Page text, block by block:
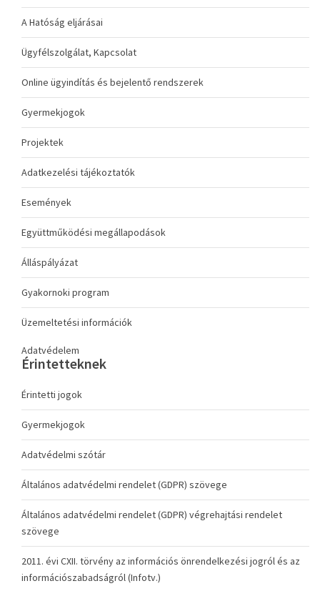
A Hatóság eljárásai
Ügyfélszolgálat, Kapcsolat
Online ügyindítás és bejelentő rendszerek
Gyermekjogok
Projektek
Adatkezelési tájékoztatók
Események
Együttműködési megállapodások
Álláspályázat
Gyakornoki program
Üzemeltetési információk
Adatvédelem
Érintetteknek
Érintetti jogok
Gyermekjogok
Adatvédelmi szótár
Általános adatvédelmi rendelet (GDPR) szövege
Általános adatvédelmi rendelet (GDPR) végrehajtási rendelet
szövege
2011. évi CXII. törvény az információs önrendelkezési jogról és az
információszabadságról (Infotv.)